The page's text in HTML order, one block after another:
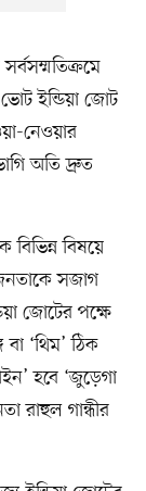
ইন্ডিয়া জোট
নেওয়ার
অতি দ্রুত
বিষয়ে
সজাগ
জোটের পক্ষে
‘থিম’ ঠিক
হবে ‘জুড়েগা
রাহুল গান্ধীর